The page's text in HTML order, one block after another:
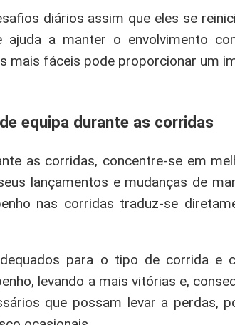
diários assim que eles se
a manter o envolvimento
mais fáceis pode proporcionar um
equipa durante as corridas
as corridas, concentre-se em
lançamentos e mudanças de
nas corridas traduz-se
para o tipo de corrida e
levando a mais vitórias e,
que possam levar a perdas,